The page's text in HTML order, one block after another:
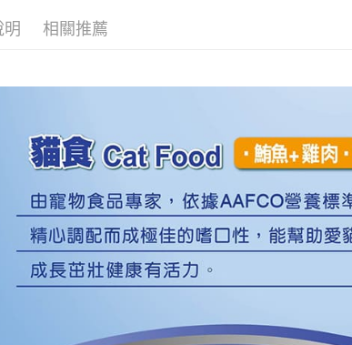
明 相關推薦